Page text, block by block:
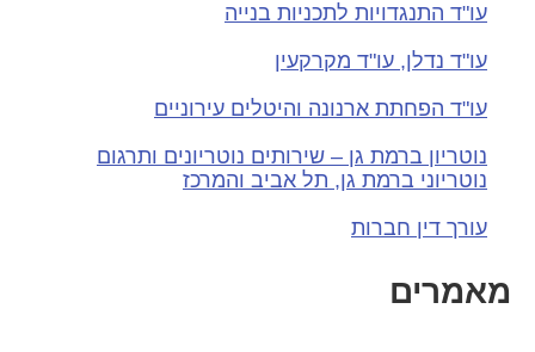
עו"ד התנגדויות לתכניות בנייה
עו"ד נדלן, עו"ד מקרקעין
עו"ד הפחתת ארנונה והיטלים עירוניים
נוטריון ברמת גן – שירותים נוטריונים ותרגום
נוטריוני ברמת גן, תל אביב והמרכז
עורך דין חברות
מאמרים